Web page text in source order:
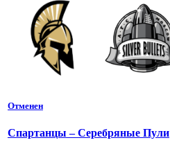
Отменен
Спартанцы – Серебряные Пули